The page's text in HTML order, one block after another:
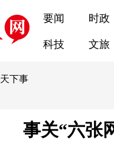
要闻 时政
科技 文旅
天下事
事关“六张